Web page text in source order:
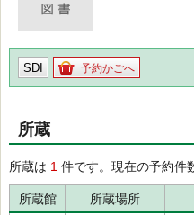
SDI 予約かごへ
所蔵
所蔵は 1 件です。現在の予約件
所蔵館 所蔵場所